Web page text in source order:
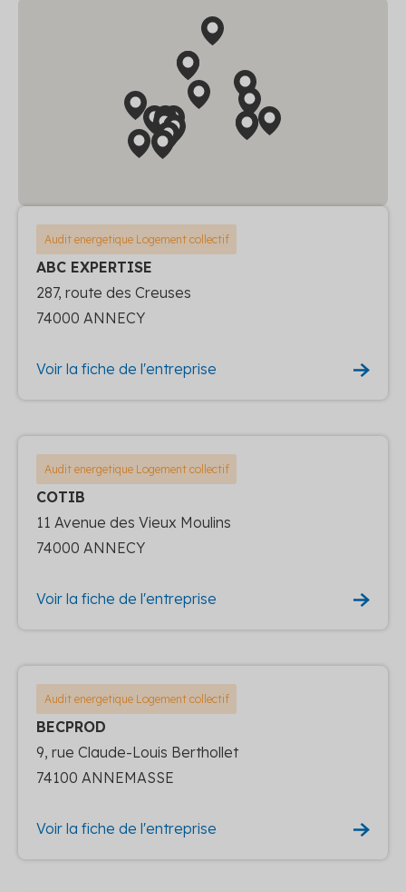
Audit energetique Logement collectif
ABC EXPERTISE
287, route des Creuses
74000 ANNECY
Voir la fiche de l'entreprise
Audit energetique Logement collectif
COTIB
11 Avenue des Vieux Moulins
74000 ANNECY
Voir la fiche de l'entreprise
Audit energetique Logement collectif
BECPROD
9, rue Claude-Louis Berthollet
74100 ANNEMASSE
Voir la fiche de l'entreprise